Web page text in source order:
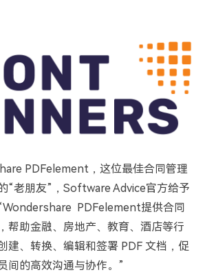
PDFelement，这位最佳合同管理
“老朋友”，Software Advice官方给予
Wondershare PDFelement提供合同
帮助金融、房地产、教育、酒店等行
建、转换、编辑和签署 PDF 文档，促
间的高效沟通与协作。”